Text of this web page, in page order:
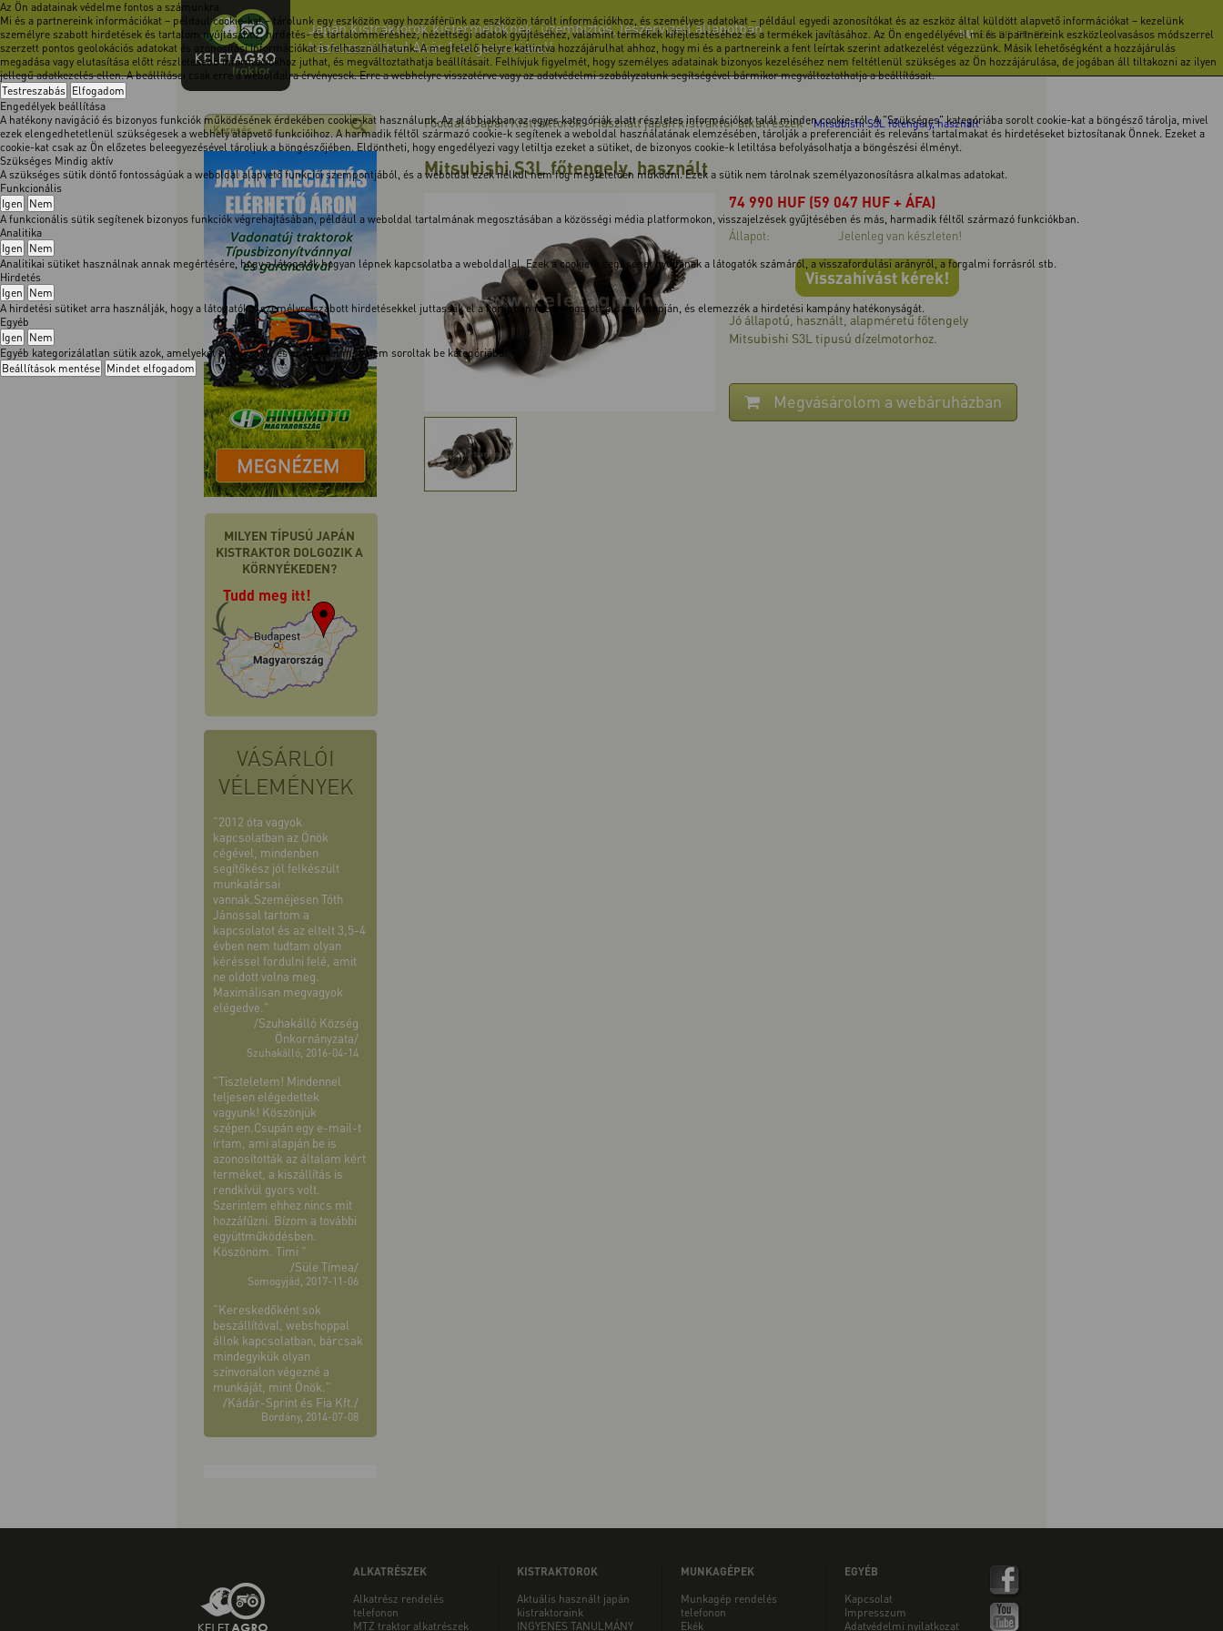
Az Ön adatainak védelme fontos a számunkra
Mi és a partnereink információkat – például cookie-kat – tárolunk egy eszközön vagy hozzáférünk az eszközön tárolt információkhoz, és személyes adatokat – például egyedi azonosítókat és az eszköz által küldött alapvető információkat – kezelünk
személyre szabott hirdetések és tartalom nyújtásához, hirdetés- és tartalomméréshez, nézettségi adatok gyűjtéséhez, valamint termékek kifejlesztéséhez és a termékek javításához. Az Ön engedélyével mi és a partnereink eszközleolvasásos módszerrel
szerzett pontos geolokációs adatokat és azonosítási információkat is felhasználhatunk. A megfelelő helyre kattintva hozzájárulhat ahhoz, hogy mi és a partnereink a fent leírtak szerint adatkezelést végezzünk. Másik lehetőségként a hozzájárulás
megadása vagy elutasítása előtt részletesebb információkhoz juthat, és megváltoztathatja beállításait. Felhívjuk figyelmét, hogy személyes adatainak bizonyos kezeléséhez nem feltétlenül szükséges az Ön hozzájárulása, de jogában áll tiltakozni az ilyen
jellegű adatkezelés ellen. A beállításai csak erre a weboldalra érvényesek. Erre a webhelyre visszatérve vagy az adatvédelmi szabályzatunk segítségével bármikor megváltoztathatja a beállításait.
Testreszabás Elfogadom
Engedélyek beállítása
A hatékony navigáció és bizonyos funkciók működésének érdekében cookie-kat használunk. Az alábbiakban az egyes kategóriák alatt részletes információkat talál minden cookie-ról. A "Szükséges" kategóriába sorolt cookie-kat a böngésző tárolja, mivel
ezek elengedhetetlenül szükségesek a webhely alapvető funkcióihoz. A harmadik féltől származó cookie-k segítenek a weboldal használatának elemzésében, tárolják a preferenciáit és releváns tartalmakat és hirdetéseket biztosítanak Önnek. Ezeket a
cookie-kat csak az Ön előzetes beleegyezésével tároljuk a böngészőjében. Eldöntheti, hogy engedélyezi vagy letiltja ezeket a sütiket, de bizonyos cookie-k letiltása befolyásolhatja a böngészési élményt.
Szükséges Mindig aktív
A szükséges sütik döntő fontosságúak a weboldal alapvető funkciói szempontjából, és a weboldal ezek nélkül nem fog megfelelően működni. Ezek a sütik nem tárolnak személyazonosításra alkalmas adatokat.
Funkcionális
Igen Nem
A funkcionális sütik segítenek bizonyos funkciók végrehajtásában, például a weboldal tartalmának megosztásában a közösségi média platformokon, visszajelzések gyűjtésében és más, harmadik féltől származó funkciókban.
Analitika
Igen Nem
Analitikai sütiket használnak annak megértésére, hogy a látogatók hogyan lépnek kapcsolatba a weboldallal. Ezek a cookie-k segítséget nyújtanak a látogatók számáról, a visszafordulási arányról, a forgalmi forrásról stb.
Hirdetés
Igen Nem
A hirdetési sütiket arra használják, hogy a látogatókat személyre szabott hirdetésekkel juttassák el a korábban meglátogatott oldalak alapján, és elemezzék a hirdetési kampány hatékonyságát.
Egyéb
Igen Nem
Egyéb kategorizálatlan sütik azok, amelyeket elemeznek, és amelyeket még nem soroltak be kategóriába.
Beállítások mentése Mindet elfogadom
Japán kistraktorok kistermelőknek, üzembiztos, leszervizelt állapotban
házhozszállítva! Akár 1 év garanciával!
HU EN DE FR RO
MILYEN TÍPUSÚ JAPÁN
KISTRAKTOR DOLGOZIK A
KÖRNYÉKEDEN?
Tudd meg itt!
VÁSÁRLÓI
VÉLEMÉNYEK
"2012 óta vagyok
kapcsolatban az Önök
cégével, mindenben
segítőkész jól felkészült
munkatársai
vannak.Szeméjesen Tóth
Jánossal tartom a
kapcsolatot és az eltelt 3,5-4
évben nem tudtam olyan
kéréssel fordulni felé, amit
ne oldott volna meg.
Maximálisan megvagyok
elégedve."
/Szuhakálló Község
Önkornányzata/
Szuhakálló, 2016-04-14
"Tiszteletem! Mindennel
teljesen elégedettek
vagyunk! Köszönjük
szépen.Csupán egy e-mail-t
írtam, ami alapján be is
azonosították az általam kért
terméket, a kiszállítás is
rendkívül gyors volt.
Szerintem ehhez nincs mit
hozzáfűzni. Bízom a további
együttműködésben.
Köszönöm. Timi "
/Süle Tímea/
Somogyjád, 2017-11-06
"Kereskedőként sok
beszállítóval, webshoppal
állok kapcsolatban, bárcsak
mindegyikük olyan
színvonalon végezné a
munkáját, mint Önök."
/Kádár-Sprint és Fia Kft./
Bordány, 2014-07-08
Főoldal-Japán Kistraktorok-Használt japán kistraktor alkatrészek-Mitsubishi S3L főtengely, használt
Mitsubishi S3L főtengely, használt
74 990 HUF (59 047 HUF + ÁFA)
Állapot: Jelenleg van készleten!
Visszahívást kérek!
Jó állapotú, használt, alapméretű főtengely
Mitsubishi S3L tipusú dízelmotorhoz.
Megvásárolom a webáruházban
ALKATRÉSZEK
Alkatrész rendelés
telefonon
MTZ traktor alkatrészek
KISTRAKTOROK
Aktuális használt japán
kistraktoraink
INGYENES TANULMÁNY
MUNKAGÉPEK
Munkagép rendelés
telefonon
Ekék
EGYÉB
Kapcsolat
Impresszum
Adatvédelmi nyilatkozat